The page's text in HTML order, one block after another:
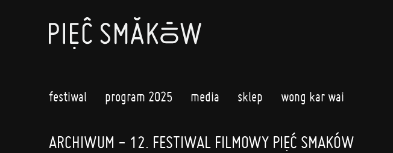
festiwal program 2025 media sklep wong kar wai
ARCHIWUM - 12. FESTIWAL FILMOWY PIĘĆ SMAKÓW